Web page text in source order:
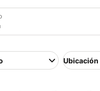
Ubicación